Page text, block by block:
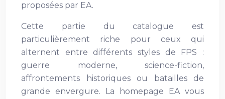
proposées par EA.
Cette partie du catalogue est
particulièrement riche pour ceux qui
alternent entre différents styles de FPS :
guerre moderne, science-fiction,
affrontements historiques ou batailles de
grande envergure. La homepage EA vous